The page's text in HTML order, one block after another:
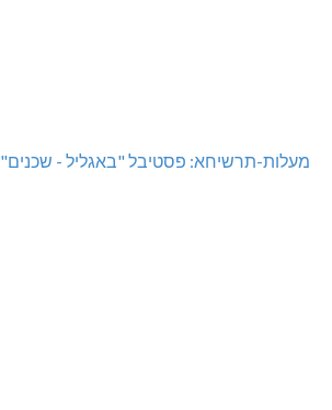
מעלות-תרשיחא: פסטיבל "באגליל - שכנים"